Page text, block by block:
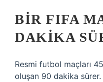
BIR FIFA
DAKIKA
Resmi futbol maçları
oluşan 90 dakika sürer.